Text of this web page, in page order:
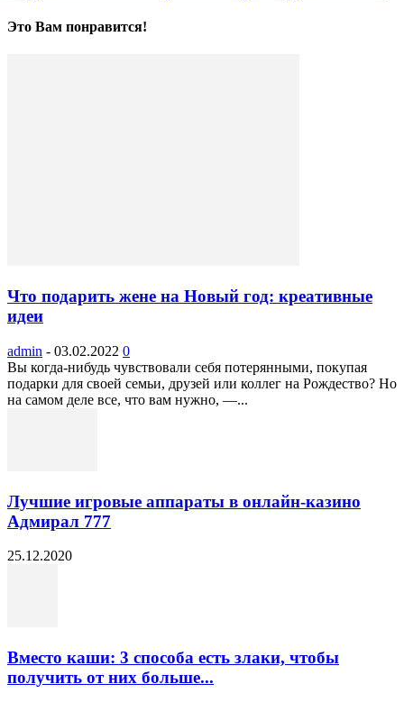
Это Вам понравится!
Что подарить жене на Новый год: креативные
идеи
admin - 03.02.2022 0
Вы когда-нибудь чувствовали себя потерянными, покупая
подарки для своей семьи, друзей или коллег на Рождество? Но
на самом деле все, что вам нужно, —...
Лучшие игровые аппараты в онлайн-казино
Адмирал 777
25.12.2020
Вместо каши: 3 способа есть злаки, чтобы
получить от них больше...